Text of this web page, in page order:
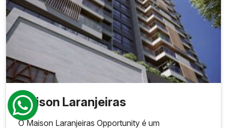
Maison Laranjeiras
O Maison Laranjeiras Opportunity é um